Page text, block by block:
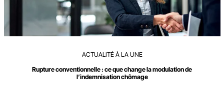
ACTUALITÉ À LA UNE
Rupture conventionnelle : ce que change la modulation de
l’indemnisation chômage